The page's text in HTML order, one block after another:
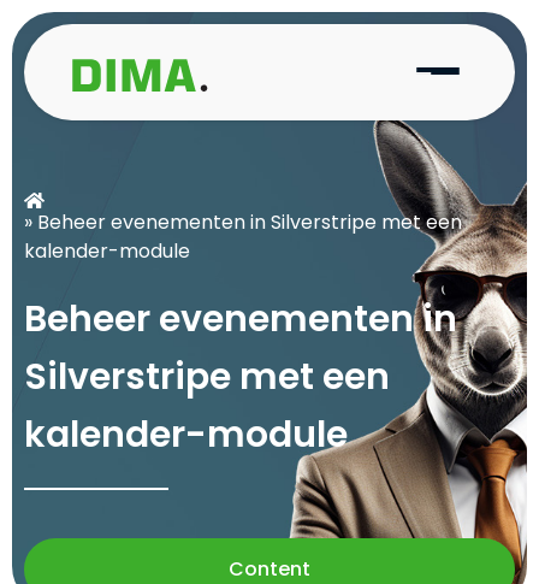
» Beheer evenementen in Silverstripe met een
kalender-module
Beheerevenementenin
Silverstripe met een
kalender-module
Content